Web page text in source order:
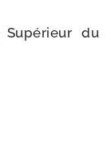
Supérieur du